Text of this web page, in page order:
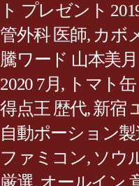
ト プレゼント
管外科 医師, カボ
騰ワード 山本美
2020 7月 , トマト
得点王 歴代,新宿
自動ポーション
ファミコン, ソウ
厳選,オールイン